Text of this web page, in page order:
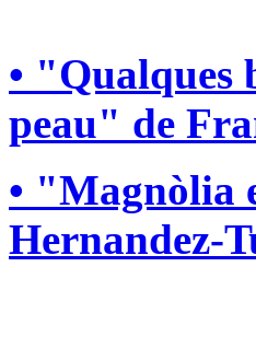
• "Qualques
peau" de
• "Magnòlia
Hernandez-